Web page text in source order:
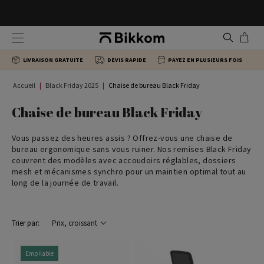
LIVRAISON GRATUITE DEVIS RAPIDE PAYEZ EN PLUSIEURS FOIS
Accueil Black Friday 2025 Chaise de bureau Black Friday
Chaise de bureau Black Friday
Vous passez des heures assis ? Offrez-vous une chaise de
bureau ergonomique sans vous ruiner. Nos remises Black Friday
couvrent des modèles avec accoudoirs réglables, dossiers
mesh et mécanismes synchro pour un maintien optimal tout au
long de la journée de travail.
Trier par:
Empilable
Chaises ergonomiques
Chaises de direction
Chaises pour groupes
Chaises visiteur
Chaises de formation
Tabourets de bureau
Chaises de conférence
Tables de bureau individuelles
Bureaux Bench
Tables de réunion
Tables de collectivité
Bureaux de direction
Tables hautes
Armoires de bureau
Caissons de bureau
Armoires métalliques
Armoires à rideaux
Banques d’accueil
Chaises Salle d’attente